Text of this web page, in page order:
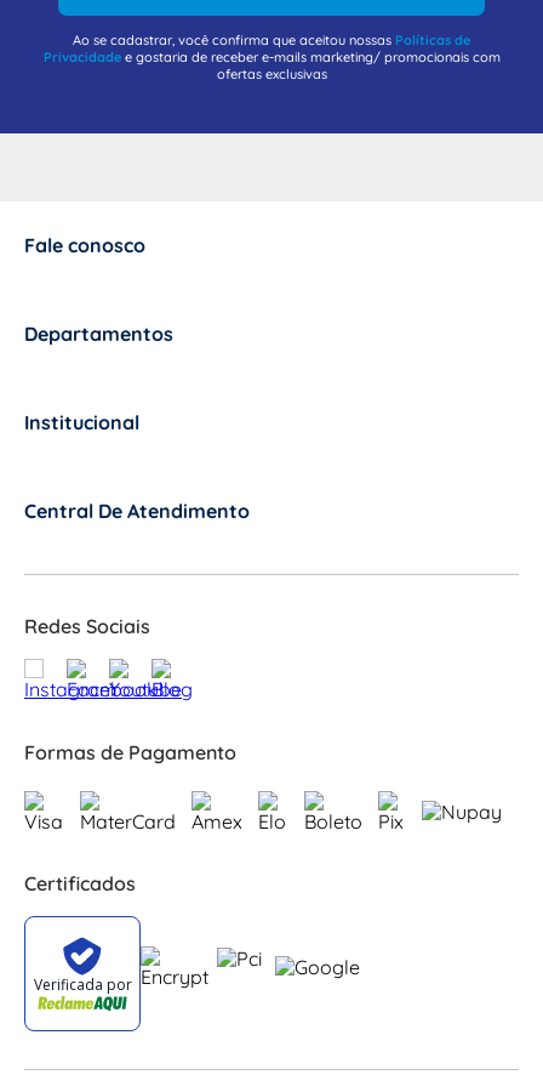
Ao se cadastrar, você confirma que aceitou nossas Políticas de
Privacidadee gostaria de receber e-mails marketing/ promocionais com
ofertas exclusivas
Fale conosco
Departamentos
Institucional
Central De Atendimento
Redes Sociais
Formas de Pagamento
Certificados